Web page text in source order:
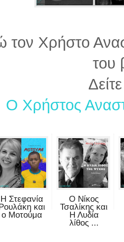
τον Χρήστο
του
Ο Χρήστος
Η Στεφανία
και
ο Μοτούμα
Ο Νίκος
Τσαλίκης και
Η Λυδία
λίθος ...